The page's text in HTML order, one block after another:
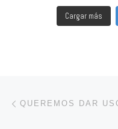
Cargar más
Navegación